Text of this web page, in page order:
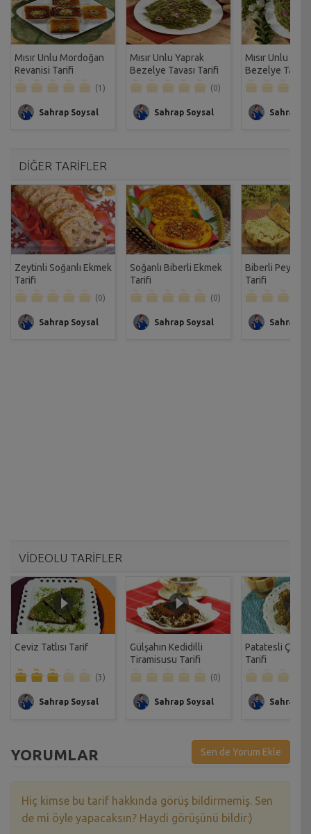
Mısır Unlu Mordoğan
Revanisi Tarifi
(1)
Sahrap Soysal
Mısır Unlu Yaprak
Bezelye Tavası Tarifi
(0)
Sahrap Soysal
Mısır Unlu
Bezelye Tarifi
Sahrap
DİĞER TARİFLER
Zeytinli Soğanlı Ekmek
Tarifi
(0)
Sahrap Soysal
Soğanlı Biberli Ekmek
Tarifi
(0)
Sahrap Soysal
Biberli Peynirli
Tarifi
Sahrap
VİDEOLU TARİFLER
Ceviz Tatlısı Tarif
(3)
Sahrap Soysal
Gülşahın Kedidilli
Tiramisusu Tarifi
(0)
Sahrap Soysal
Patatesli Çıtır
Tarifi
Sahrap
YORUMLAR Sen de Yorum Ekle
Hiç kimse bu tarif hakkında görüş bildirmemiş. Sen
de mi öyle yapacaksın? Haydi görüşünü bildir:)